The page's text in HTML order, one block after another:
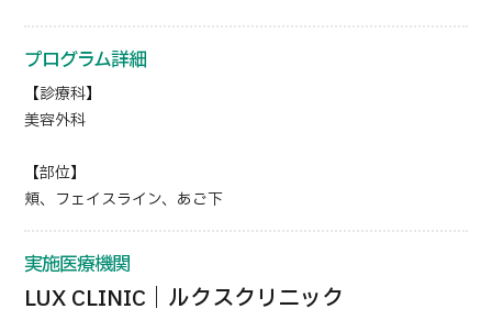
プログラム詳細
【診療科】
美容外科
【部位】
頬、フェイスライン、あご下
実施医療機関
LUX CLINIC｜ルクスクリニック